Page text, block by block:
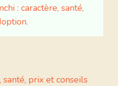
: caractère, santé,
santé, prix et conseils